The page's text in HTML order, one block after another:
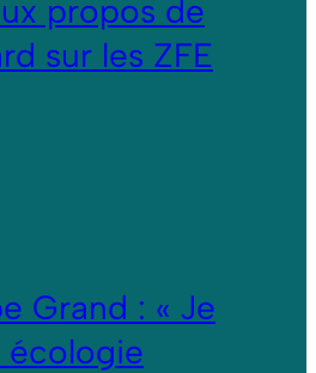
propos de
sur les ZFE
Grand : « Je
écologie